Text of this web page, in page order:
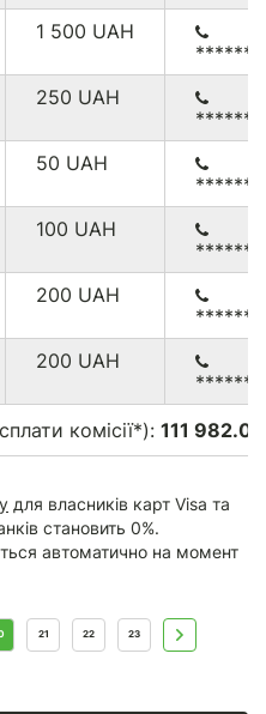
1 500 UAH
250 UAH
50 UAH
100 UAH
200 UAH
200 UAH
комісії*): 111
для власників карт Visa та
становить 0%.
автоматично на момент
21 22 23